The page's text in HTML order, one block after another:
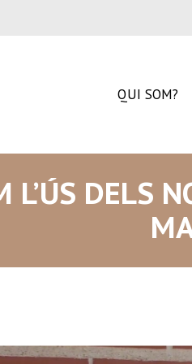
QUI SOM?
L’ÚS DELS